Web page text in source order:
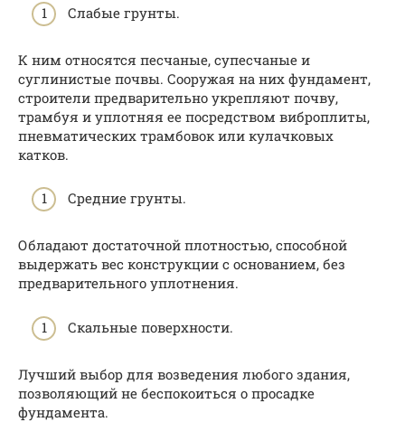
Слабые грунты.
К ним относятся песчаные, супесчаные и
суглинистые почвы. Сооружая на них фундамент,
строители предварительно укрепляют почву,
трамбуя и уплотняя ее посредством виброплиты,
пневматических трамбовок или кулачковых
катков.
Средние грунты.
Обладают достаточной плотностью, способной
выдержать вес конструкции с основанием, без
предварительного уплотнения.
Скальные поверхности.
Лучший выбор для возведения любого здания,
позволяющий не беспокоиться о просадке
фундамента.